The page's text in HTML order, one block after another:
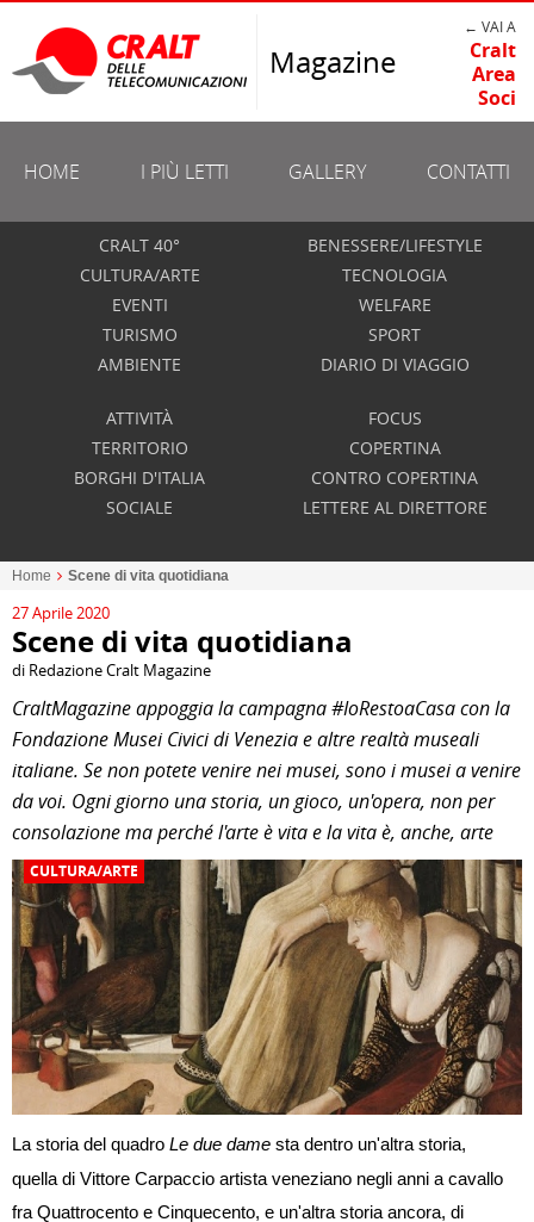
Magazine
← VAI A
Cralt
Area
Soci
HOME I PIÙ LETTI GALLERY CONTATTI
CRALT 40°
CULTURA/ARTE
EVENTI
TURISMO
AMBIENTE
BENESSERE/LIFESTYLE
TECNOLOGIA
WELFARE
SPORT
DIARIO DI VIAGGIO
ATTIVITÀ
TERRITORIO
BORGHI D'ITALIA
SOCIALE
FOCUS
COPERTINA
CONTRO COPERTINA
LETTERE AL DIRETTORE
Home Scene di vita quotidiana
27 Aprile 2020
Scene di vita quotidiana
di Redazione Cralt Magazine
CraltMagazine appoggia la campagna #IoRestoaCasa con la
Fondazione Musei Civici di Venezia e altre realtà museali
italiane. Se non potete venire nei musei, sono i musei a venire
da voi. Ogni giorno una storia, un gioco, un'opera, non per
consolazione ma perché l'arte è vita e la vita è, anche, arte
CULTURA/ARTE
La storia del quadro Le due dame sta dentro un'altra storia,
quella di Vittore Carpaccio artista veneziano negli anni a cavallo
fra Quattrocento e Cinquecento, e un'altra storia ancora, di